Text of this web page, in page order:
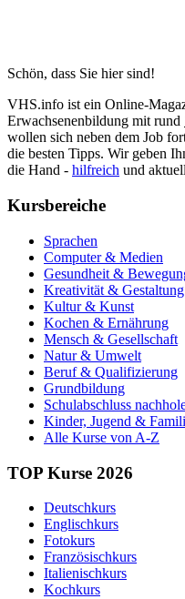
Schön, dass Sie hier sind!
VHS.info ist ein Online-
Erwachsenenbildung mit rund
wollen sich neben dem Job
die besten Tipps. Wir geben
die Hand - hilfreich und
Kursbereiche
Sprachen
Computer & Medien
Gesundheit &
Kreativität & Gestaltung
Kultur & Kunst
Kochen & Ernährung
Mensch & Gesellschaft
Natur & Umwelt
Beruf & Qualifizierung
Grundbildung
Schulabschluss
Kinder, Jugend &
Alle Kurse von A-Z
TOP Kurse 2026
Deutschkurs
Englischkurs
Fotokurs
Französischkurs
Italienischkurs
Kochkurs